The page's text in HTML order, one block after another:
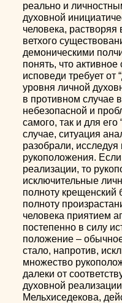
реально и
духовной
человека,
ветхого
демоническими
понять, что
исповеди требует от
уровня личной
в противном случае
небезопасной и
самого, так и для
случае, ситуация
разобрали,
рукоположения.
реализации, то
исключительные
полноту
полноту
человека приятием
постепенно в силу
положение –
стало, напротив,
множество
далеки от
духовной
Мельхиседекова,